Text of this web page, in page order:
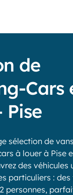
de
Cars
sélection de
à louer à Pise
des véhicules
particuliers :
personnes,